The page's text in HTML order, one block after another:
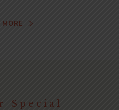
Special